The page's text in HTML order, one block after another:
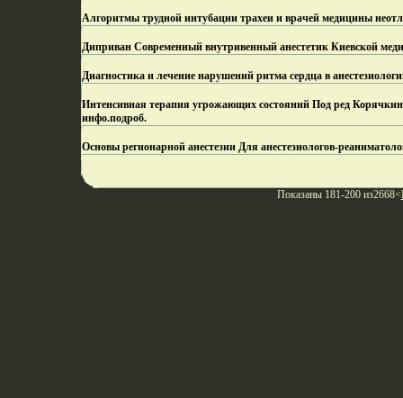
Алгоритмы трудной интубации трахеи и врачей медицины
Диприван Современный внутривенный анестетик Киевской
Диагностика и лечение нарушений ритма сердца в
Интенсивная терапия угрожающих состояний Под ред
инфо.подроб.
Основы регионарной анестезии Для анестезиологов-
Показаны 181-200 из2668<